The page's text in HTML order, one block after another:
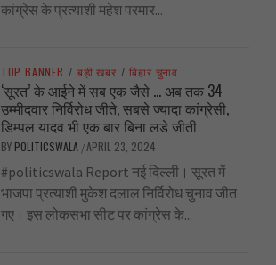
कांग्रेस के प्रत्याशी महेश परमार...
TOP BANNER / बड़ी खबर / बिहार चुनाव
‘सूरत’ के आईने में सब एक जैसे … अब तक 34
उम्मीदवार निर्विरोध जीते, सबसे ज्यादा कांग्रेसी,
डिम्पल यादव भी एक बार बिना लडे जीती
BY POLITICSWALA /APRIL 23, 2024
#politicswala Report नई दिल्ली। सूरत में
भाजपा प्रत्याशी मुकेश दलाल निर्विरोध चुनाव जीत
गए। इस लोकसभा सीट पर कांग्रेस के...